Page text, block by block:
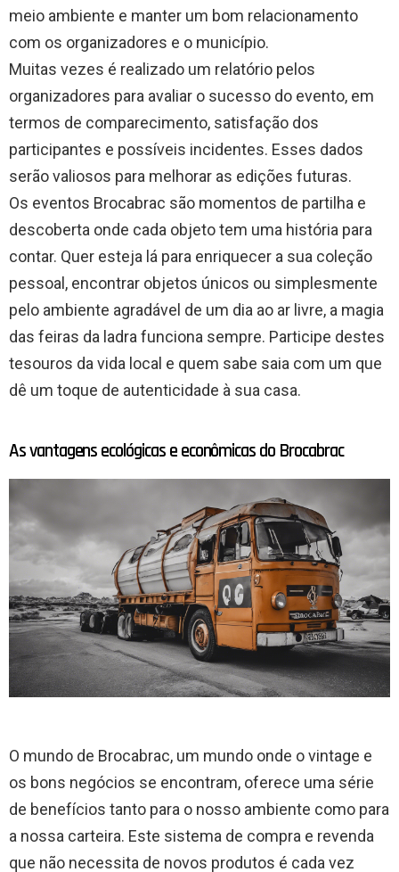
meio ambiente e manter um bom relacionamento
com os organizadores e o município.
Muitas vezes é realizado um relatório pelos
organizadores para avaliar o sucesso do evento, em
termos de comparecimento, satisfação dos
participantes e possíveis incidentes. Esses dados
serão valiosos para melhorar as edições futuras.
Os eventos Brocabrac são momentos de partilha e
descoberta onde cada objeto tem uma história para
contar. Quer esteja lá para enriquecer a sua coleção
pessoal, encontrar objetos únicos ou simplesmente
pelo ambiente agradável de um dia ao ar livre, a magia
das feiras da ladra funciona sempre. Participe destes
tesouros da vida local e quem sabe saia com um que
dê um toque de autenticidade à sua casa.
As vantagens ecológicas e econômicas do Brocabrac
O mundo de Brocabrac, um mundo onde o vintage e
os bons negócios se encontram, oferece uma série
de benefícios tanto para o nosso ambiente como para
a nossa carteira. Este sistema de compra e revenda
que não necessita de novos produtos é cada vez